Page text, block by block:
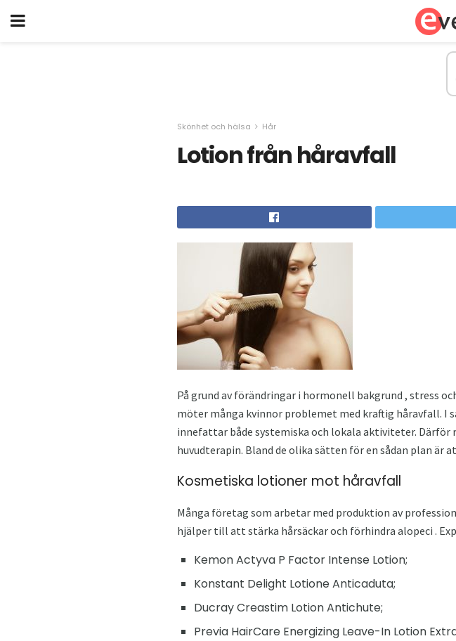
Skönhet och hälsa Hår
Lotion från håravfall
På grund av förändringar i hormonell bakgrund , stress
möter många kvinnor problemet med kraftig håravfall. I
innefattar både systemiska och lokala aktiviteter.
huvudterapin. Bland de olika sätten för en sådan plan
Kosmetiska lotioner mot håravfall
Många företag som arbetar med produktion av
hjälper till att stärka hårsäckar och förhindra alopeci .
Kemon Actyva P Factor Intense Lotion;
Konstant Delight Lotione Anticaduta;
Ducray Creastim Lotion Antichute;
Previa HairCare Energizing Leave-In Lotion